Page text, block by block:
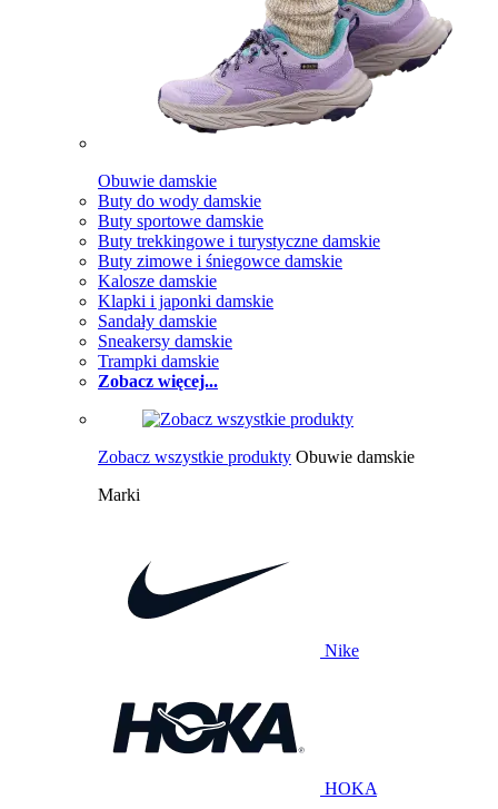
Obuwie damskie
Buty do wody damskie
Buty sportowe damskie
Buty trekkingowe i turystyczne damskie
Buty zimowe i śniegowce damskie
Kalosze damskie
Klapki i japonki damskie
Sandały damskie
Sneakersy damskie
Trampki damskie
Zobacz więcej...
Zobacz wszystkie produkty Obuwie damskie
Marki
Nike
HOKA